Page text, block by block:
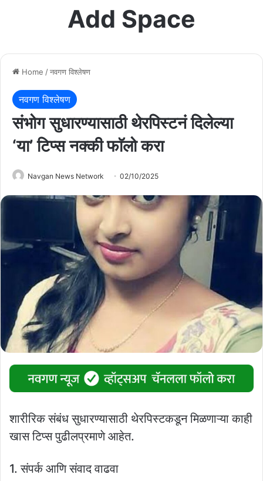
Add Space
Home /नवगण विश्लेषण
नवगण विश्लेषण
संभोग सुधारण्यासाठी थेरपिस्टनं दिलेल्या
‘या’ टिप्स नक्की फाॅलो करा
Navgan News Network 02/10/2025
शारीरिक संबंध सुधारण्यासाठी थेरपिस्टकडून मिळणाऱ्या काही
खास टिप्स पुढीलप्रमाणे आहेत.
1. संपर्क आणि संवाद वाढवा